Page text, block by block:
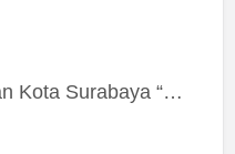
Kost Harian Kota Surabaya “Sierra Kost”